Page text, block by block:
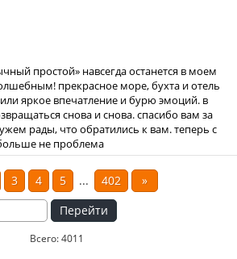
простой» навсегда останется в моем
прекрасное море, бухта и отель
яркое впечатление и бурю эмоций. в
снова и снова. спасибо вам за
рады, что обратились к вам. теперь с
не проблема
3 4 5 ... 402
»
Перейти
Всего: 4011